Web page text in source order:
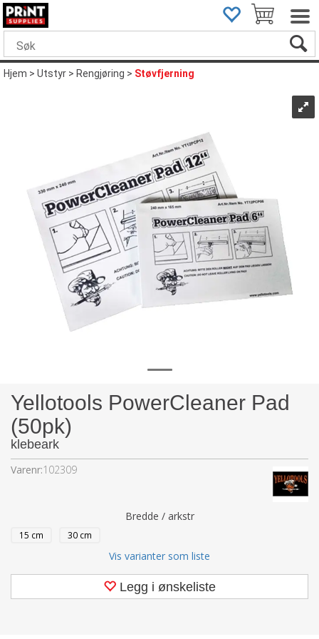
Hjem>Utstyr>Rengjøring>Støvfjerning
Yellotools PowerCleaner Pad
(50pk)
klebeark
Varenr:102309
Bredde / arkstr
15 cm 30 cm
Vis varianter som liste
Legg i ønskeliste